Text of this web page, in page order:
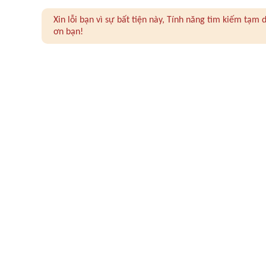
Xin lỗi bạn vì sự bất tiện này, Tính năng tìm kiếm
ơn bạn!